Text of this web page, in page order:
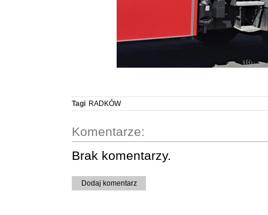
Tagi RADKÓW
Komentarze:
Brak komentarzy.
Dodaj komentarz